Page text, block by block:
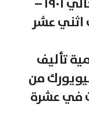
اثني عشر
تأليف
من
م وظهرت في عشرة